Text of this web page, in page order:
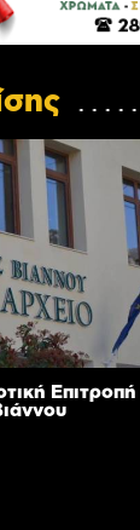
Επιτροπή